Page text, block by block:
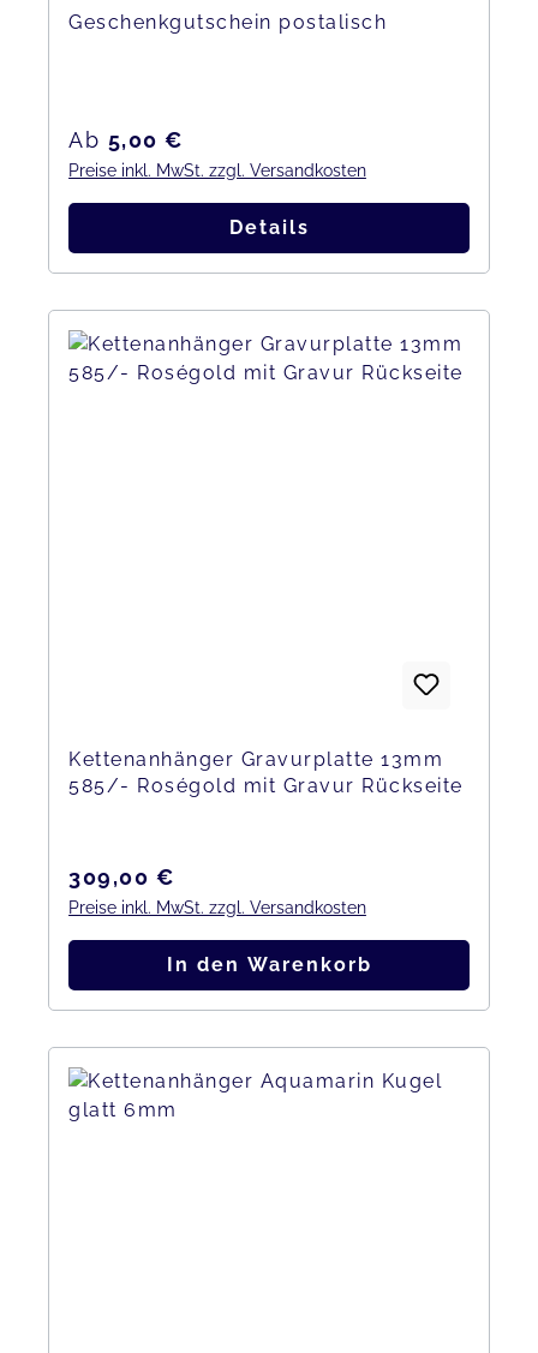
Geschenkgutschein postalisch
Regulärer Preis:
Ab 5,00 €
Preise inkl. MwSt. zzgl. Versandkosten
Details
Kettenanhänger Gravurplatte 13mm
585/- Roségold mit Gravur Rückseite
Regulärer Preis:
309,00 €
Preise inkl. MwSt. zzgl. Versandkosten
In den Warenkorb